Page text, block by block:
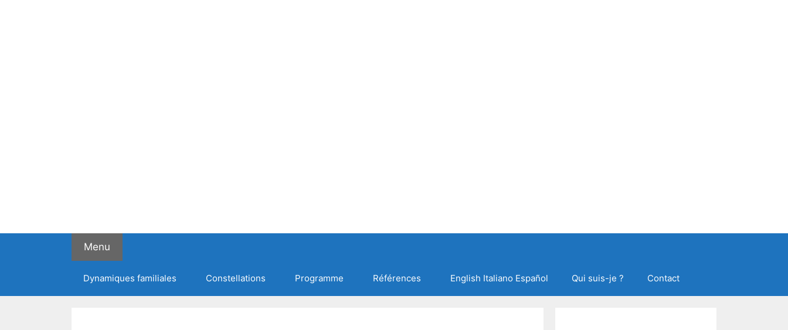
Menu
Dynamiques familiales Constellations Programme Références English Italiano Español Qui suis-je ? Contact